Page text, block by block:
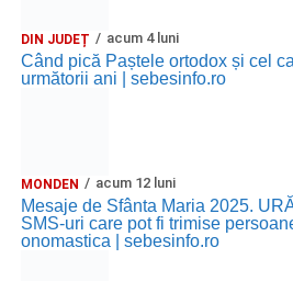
DIN JUDEȚ acum 4 luni
Când pică Paștele ortodox și cel
următorii ani | sebesinfo.ro
MONDEN acum 12 luni
Mesaje de Sfânta Maria 2025.
SMS-uri care pot fi trimise
onomastica | sebesinfo.ro